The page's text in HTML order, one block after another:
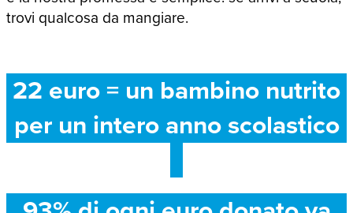
trovi qualcosa da mangiare.
22 euro = un bambino nutrito
per un intero anno scolastico